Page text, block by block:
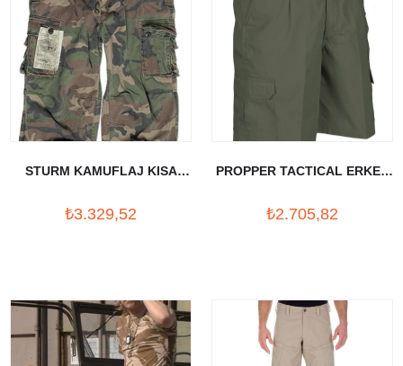
STURM KAMUFLAJ KISA
₺3.329,52
PROPPER TACTICAL ERKEK
₺2.705,82